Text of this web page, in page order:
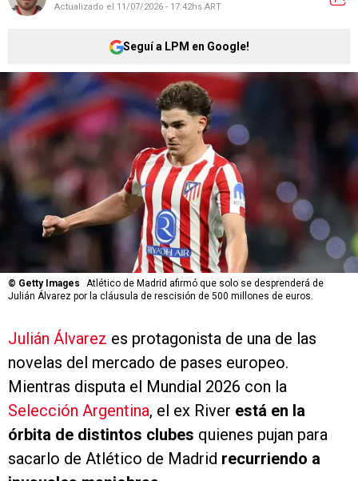
Actualizado el 11/07/2026 - 17:42hs ART
Seguí a LPM en Google!
© Getty Images
Atlético de Madrid afirmó que solo se desprenderá de
Julián Álvarez por la cláusula de rescisión de 500 millones de euros.
Julián Álvarez es protagonista de una de las
novelas del mercado de pases europeo.
Mientras disputa el Mundial 2026 con la
Selección Argentina, el ex River está en la
órbita de distintos clubes quienes pujan para
sacarlo de Atlético de Madrid recurriendo a